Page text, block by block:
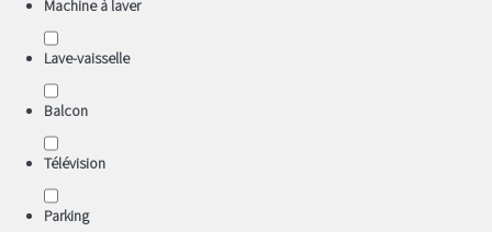
Machine à laver
Lave-vaisselle
Balcon
Télévision
Parking